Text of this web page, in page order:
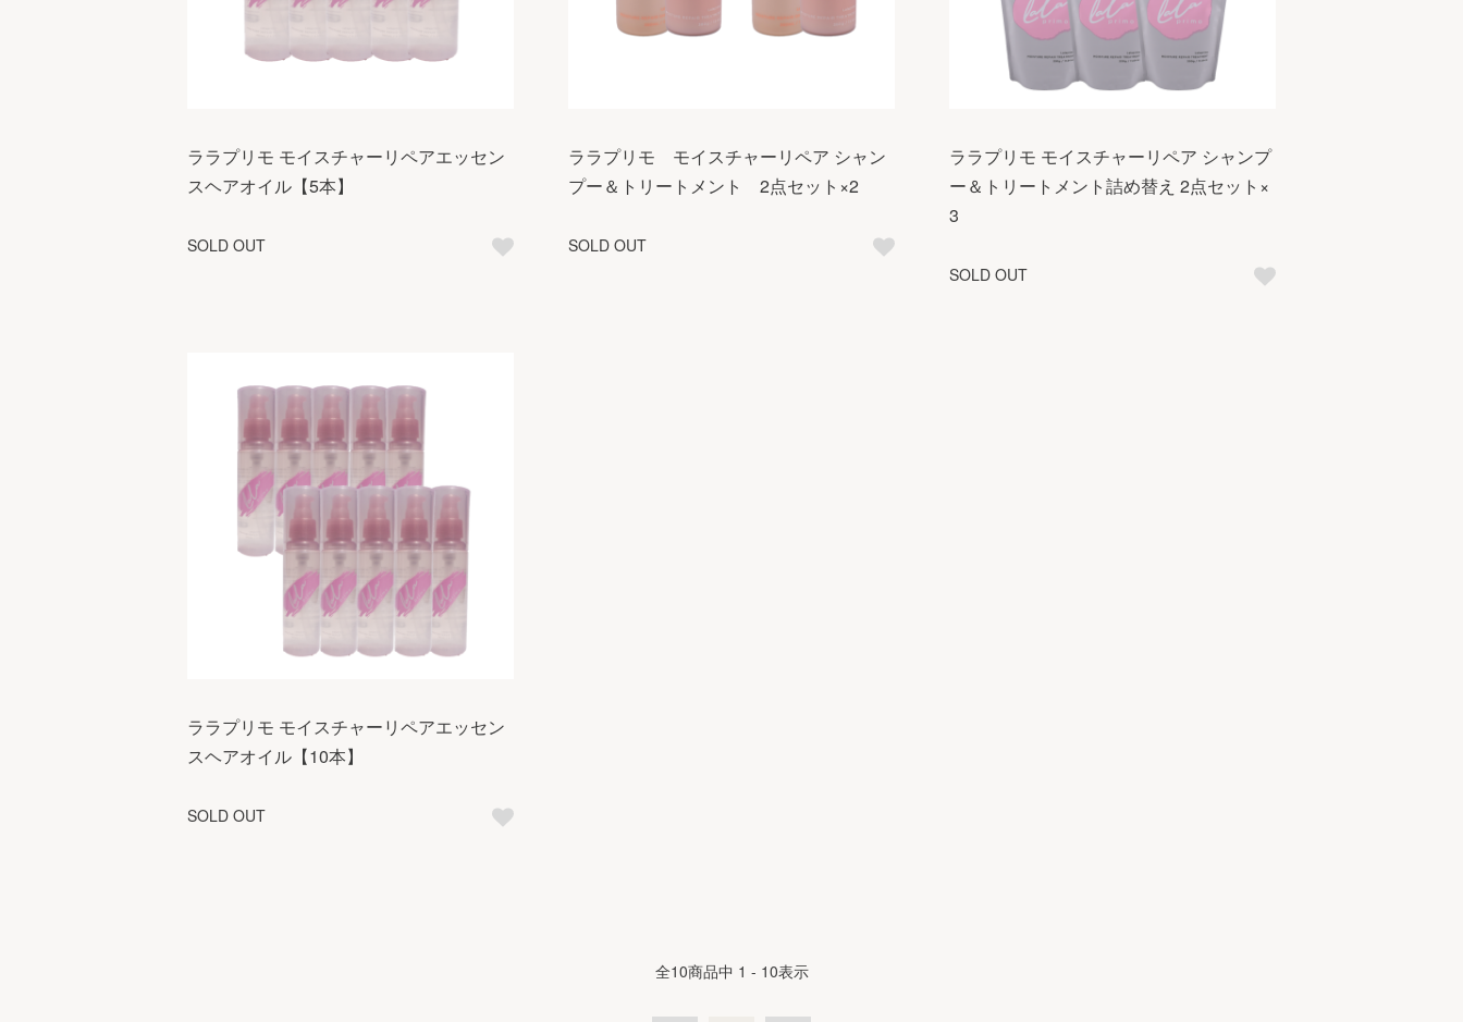
ララプリモ モイスチャーリペアエッセン
スヘアオイル【5本】
SOLD OUT
ララプリモ モイスチャーリペア シャン
プー＆トリートメント 2点セット×2
SOLD OUT
ララプリモ モイスチャーリペア シャンプ
ー＆トリートメント詰め替え 2点セット×
3
SOLD OUT
ララプリモ モイスチャーリペアエッセン
スヘアオイル【10本】
SOLD OUT
全10商品中 1 - 10表示